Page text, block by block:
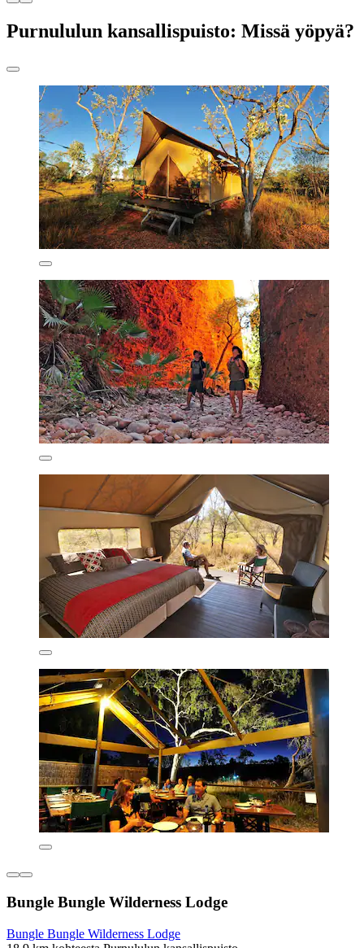
Purnululun kansallispuisto: Missä yöpyä?
Bungle Bungle Wilderness Lodge
Bungle Bungle Wilderness Lodge